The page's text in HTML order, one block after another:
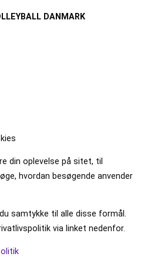
DANMARK
din oplevelse på sitet, til
hvordan besøgende anvender
samtykke til alle disse formål.
via linket nedenfor.